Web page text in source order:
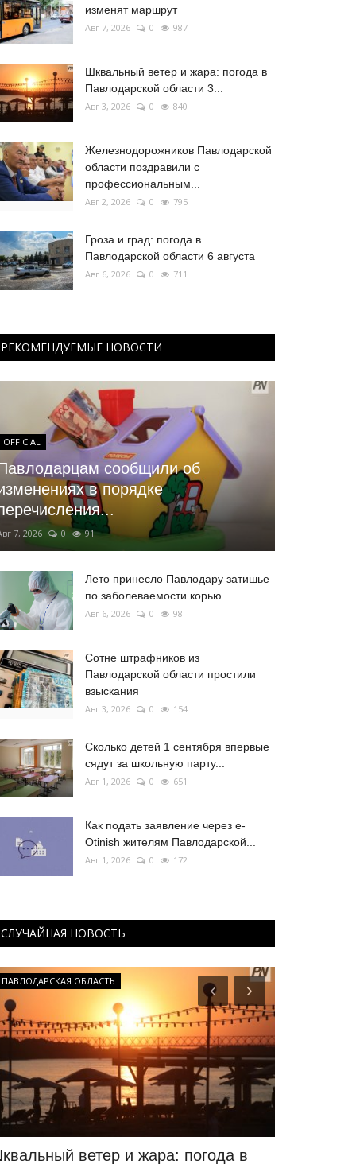
изменят маршрут
Авг 7, 2026 0 987
Шквальный ветер и жара: погода в
Павлодарской области 3...
Авг 3, 2026 0 840
Железнодорожников Павлодарской
области поздравили с
профессиональным...
Авг 2, 2026 0 795
Гроза и град: погода в
Павлодарской области 6 августа
Авг 6, 2026 0 711
РЕКОМЕНДУЕМЫЕ НОВОСТИ
OFFICIAL
сообщили об
в порядке
7, 2026 0 91
Лето принесло Павлодару затишье
по заболеваемости корью
Авг 6, 2026 0 98
Сотне штрафников из
Павлодарской области простили
взыскания
Авг 3, 2026 0 154
Сколько детей 1 сентября впервые
сядут за школьную парту...
Авг 1, 2026 0 651
Как подать заявление через e-
Otinish жителям Павлодарской...
Авг 1, 2026 0 172
СЛУЧАЙНАЯ НОВОСТЬ
ПАВЛОДАРСКАЯ ОБЛАСТЬ
ветер и жара: погода в